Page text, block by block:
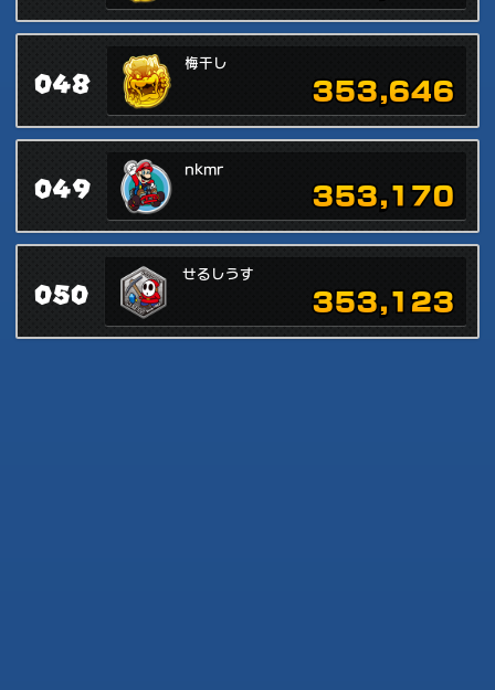
048
梅干し
353,646
049
nkmr
353,170
050
せるしうす
353,123